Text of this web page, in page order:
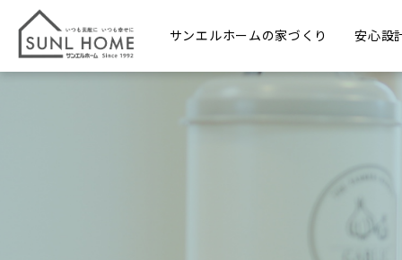
サンエルホームの家づくり 安心設